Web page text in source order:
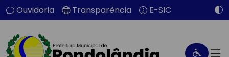
Ouvidoria Transparência E-SIC